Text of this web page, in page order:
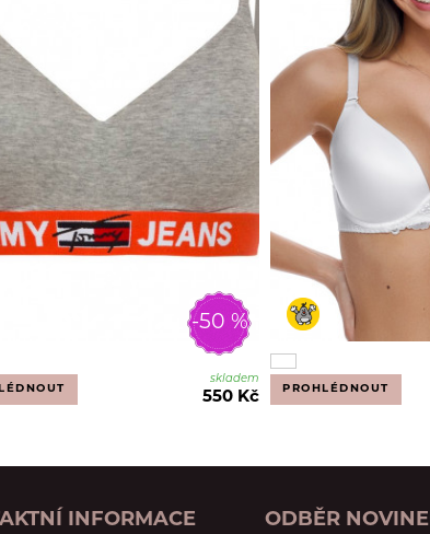
-50 %
skladem
550 Kč
PROHLÉDNOUT
INFORMACE ODBĚR